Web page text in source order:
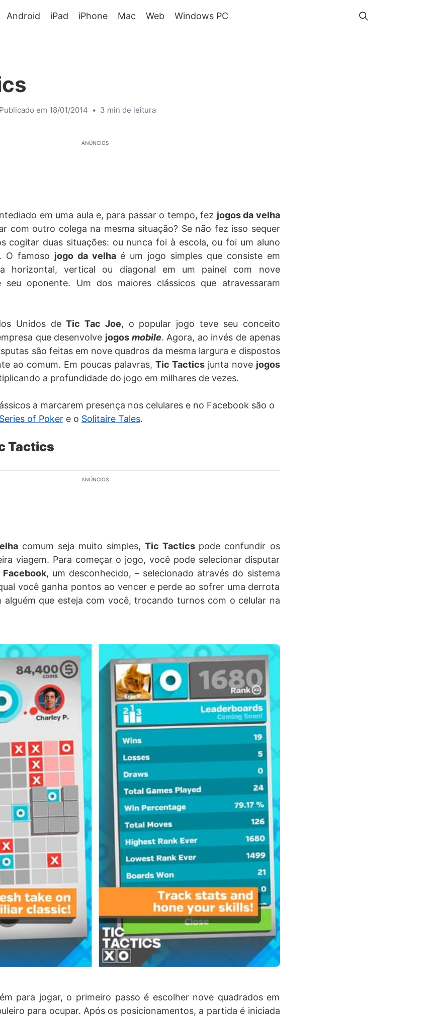
Android iPad iPhone Mac Web Windows PC
Publicado em 18/01/2014 • 3 min de leitura
ANÚNCIOS
em uma aula e, para passar o tempo, fez jogos da velha
com outro colega na mesma situação? Se não fez isso sequer
cogitar duas situações: ou nunca foi à escola, ou foi um aluno
O famoso jogo da velha é um jogo simples que consiste em
horizontal, vertical ou diagonal em um painel com nove
seu oponente. Um dos maiores clássicos que atravessaram
Unidos deTic Tac Joe, o popular jogo teve seu conceito
que desenvolve jogos mobile. Agora, ao invés de apenas
são feitas em nove quadros da mesma largura e dispostos
ao comum. Em poucas palavras, Tic Tacticsjunta nove jogos
a profundidade do jogo em milhares de vezes.
a marcarem presença nos celulares e no Facebook são o
of Pokere o Solitaire Tales.
Tactics
ANÚNCIOS
comum seja muito simples,Tic Tactics pode confundir os
viagem. Para começar o jogo, você pode selecionar disputar
Facebook, um desconhecido, – selecionado através do sistema
você ganha pontos ao vencer e perde ao sofrer uma derrota
alguém que esteja com você, trocando turnos com o celular na
para jogar, o primeiro passo é escolher nove quadrados em
para ocupar. Após os posicionamentos, a partida é iniciada